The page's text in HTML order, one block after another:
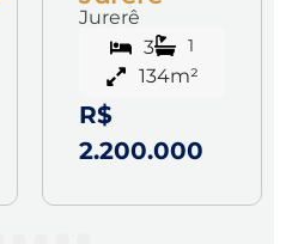
Jurerê
3
1
134m²
R$
2.200.000